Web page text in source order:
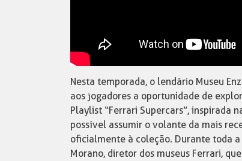
Nesta temporada, o lendário Museu
aos jogadores a oportunidade de
Playlist “Ferrari Supercars”, inspirada
possível assumir o volante da mais
oficialmente à coleção. Durante toda
Morano, diretor dos museus Ferrari,